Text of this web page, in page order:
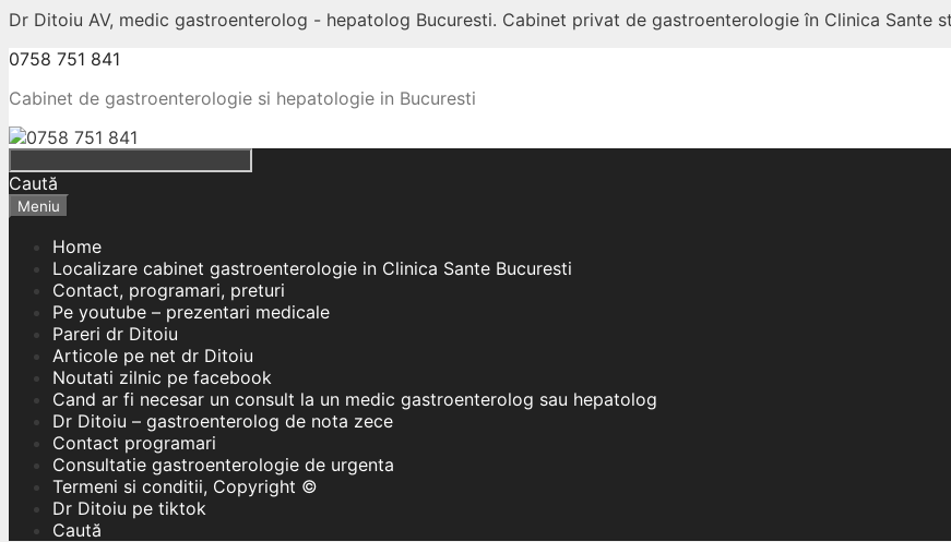
Dr Ditoiu AV, medic gastroenterolog - hepatolog Bucuresti. Cabinet privat de gastroenterologie în Clinica Sante
0758 751 841
Cabinet de gastroenterologie si hepatologie in Bucuresti
Caută
Meniu
Home
Localizare cabinet gastroenterologie in Clinica Sante Bucuresti
Contact, programari, preturi
Pe youtube – prezentari medicale
Pareri dr Ditoiu
Articole pe net dr Ditoiu
Noutati zilnic pe facebook
Cand ar fi necesar un consult la un medic gastroenterolog sau hepatolog
Dr Ditoiu – gastroenterolog de nota zece
Contact programari
Consultatie gastroenterologie de urgenta
Termeni si conditii, Copyright ©
Dr Ditoiu pe tiktok
Caută